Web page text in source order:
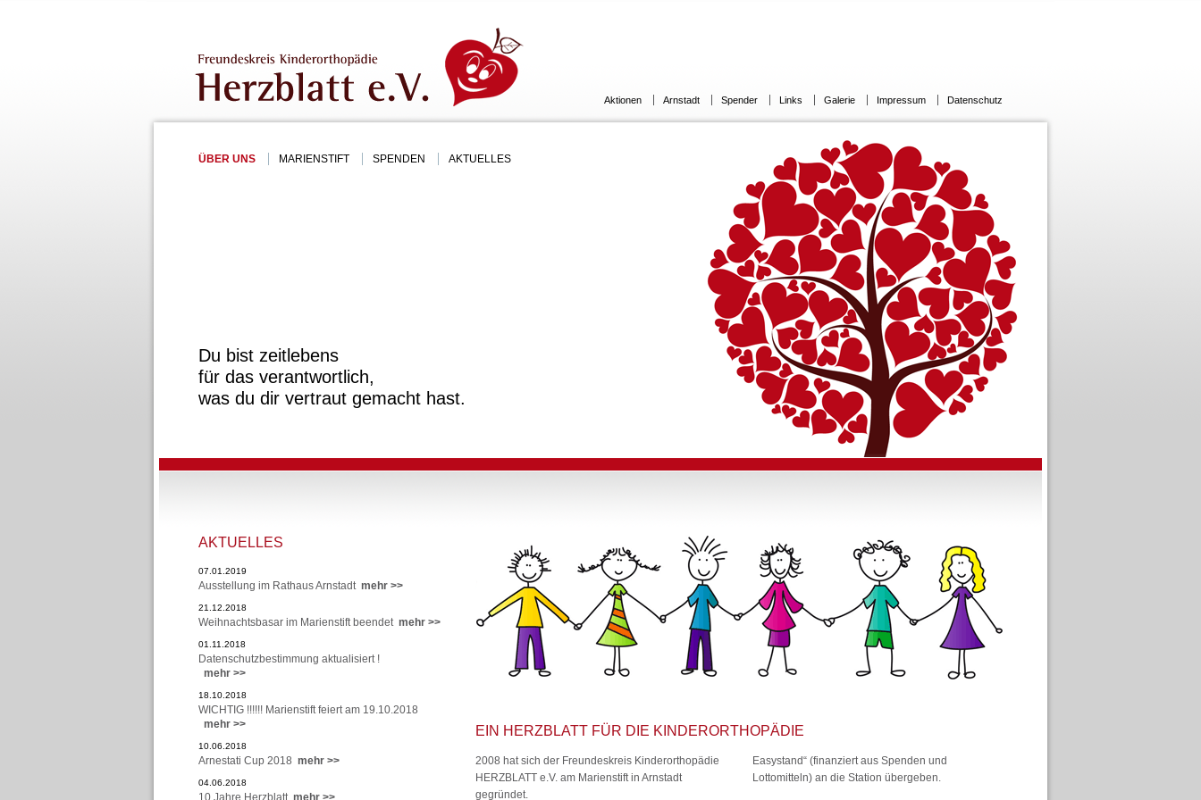
Aktionen Arnstadt Spender Links Galerie Impressum Datenschutz
ÜBER UNS MARIENSTIFT SPENDEN AKTUELLES
Du bist zeitlebens
für das verantwortlich,
was du dir vertraut gemacht hast.
AKTUELLES
07.01.2019
Ausstellung im Rathaus Arnstadt mehr >>
21.12.2018
Weihnachtsbasar im Marienstift beendet mehr >>
01.11.2018
Datenschutzbestimmung aktualisiert !
mehr >>
18.10.2018
WICHTIG !!!!!! Marienstift feiert am 19.10.2018
mehr >>
10.06.2018
Arnestati Cup 2018 mehr >>
04.06.2018
10 Jahre Herzblatt mehr >>
EIN HERZBLATT FÜR DIE KINDERORTHOPÄDIE
2008 hat sich der Freundeskreis Kinderorthopädie
HERZBLATT e.V. am Marienstift in Arnstadt
gegründet.
Easystand“ (finanziert aus Spenden und
Lottomitteln) an die Station übergeben.